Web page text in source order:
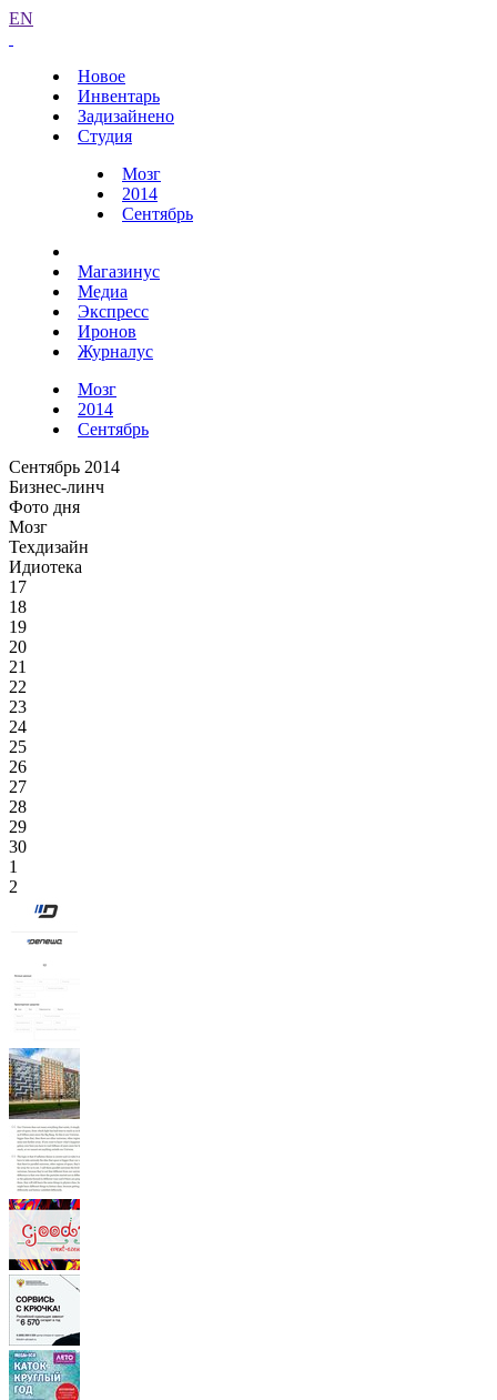
EN
Новое
Инвентарь
Задизайнено
Студия
Мозг
2014
Сентябрь
Магазинус
Медиа
Экспресс
Иронов
Журналус
Мозг
2014
Сентябрь
Сентябрь 2014
Бизнес-линч
Фото дня
Мозг
Техдизайн
Идиотека
17
18
19
20
21
22
23
24
25
26
27
28
29
30
1
2